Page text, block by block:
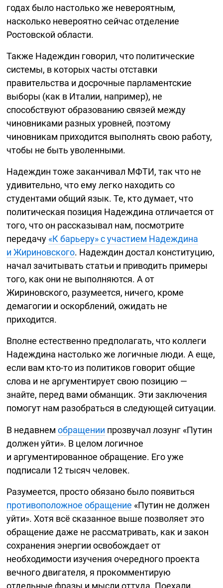
годах было настолько же невероятным,
насколько невероятно сейчас отделение
Ростовской области.
Также Надеждин говорил, что политические
системы, в которых часты отставки
правительства и досрочные парламентские
выборы (как в Италии, например), не
способствуют образованию связей между
чиновниками разных уровней, поэтому
чиновникам приходится выполнять свою работу,
чтобы не быть уволенными.
Надеждин тоже заканчивал МФТИ, так что не
удивительно, что ему легко находить со
студентами общий язык. Те, кто думает, что
политическая позиция Надеждина отличается от
того, что он рассказывал нам, посмотрите
передачу «К барьеру» с участием Надеждина
и Жириновского. Надеждин достал конституцию,
начал зачитывать статьи и приводить примеры
того, как они не выполняются. А от
Жириновского, разумеется, ничего, кроме
демагогии и оскорблений, ожидать не
приходится.
Вполне естественно предполагать, что коллеги
Надеждина настолько же логичные люди. А еще,
если вам кто-то из политиков говорит общие
слова и не аргументирует свою позицию —
знайте, перед вами обманщик. Эти заключения
помогут нам разобраться в следующей ситуации.
В недавнемобращении прозвучал лозунг «Путин
должен уйти». В целом логичное
и аргументированное обращение. Его уже
подписали 12 тысяч человек.
Разумеется, просто обязано было появиться
противоположное обращение «Путин не должен
уйти». Хотя всё сказанное выше позволяет это
обращение даже не рассматривать, как и закон
сохранения энергии освобождает от
необходимости изучения очередного проекта
вечного двигателя, я прокомментирую
отдельные фразы и мысли оттуда. Поехали.